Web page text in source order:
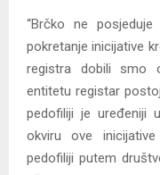
“Brčko ne
pokretanje inicijative
registra dobili smo
entitetu registar
pedofiliji je uređeniji
okviru ove
pedofiliji putem